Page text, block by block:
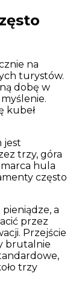
na
turystów.
dobę w
kubeł
jest
trzy, góra
hula
często
a
przez
Przejście
brutalnie
trzy